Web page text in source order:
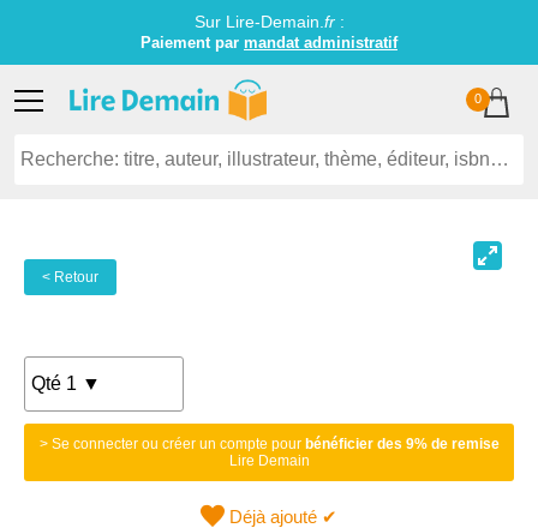
Sur Lire-Demain. fr:
Paiement par mandat administratif
0
< Retour
> Se connecter ou créer un compte pour bénéficier des 9% de remise
Lire Demain
Déjà ajouté ✔